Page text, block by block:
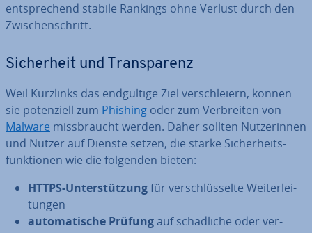
entspre­chend stabile Rankings ohne Verlust durch den
Zwi­schen­schritt.
Si­cher­heit und Trans­pa­renz
Weil Kurzlinks das end­gül­ti­ge Ziel ver­schlei­ern, können
sie po­ten­zi­ell zum Phishing oder zum Ver­brei­ten von
Malware miss­braucht werden. Daher sollten Nut­ze­rin­nen
und Nutzer auf Dienste setzen, die starke Si­cher­heits­
funk­tio­nen wie die folgenden bieten:
HTTPS-Un­ter­stüt­zungfür ver­schlüs­sel­te Wei­ter­lei­
tun­gen
au­to­ma­ti­sche Prüfungauf schäd­li­che oder ver­